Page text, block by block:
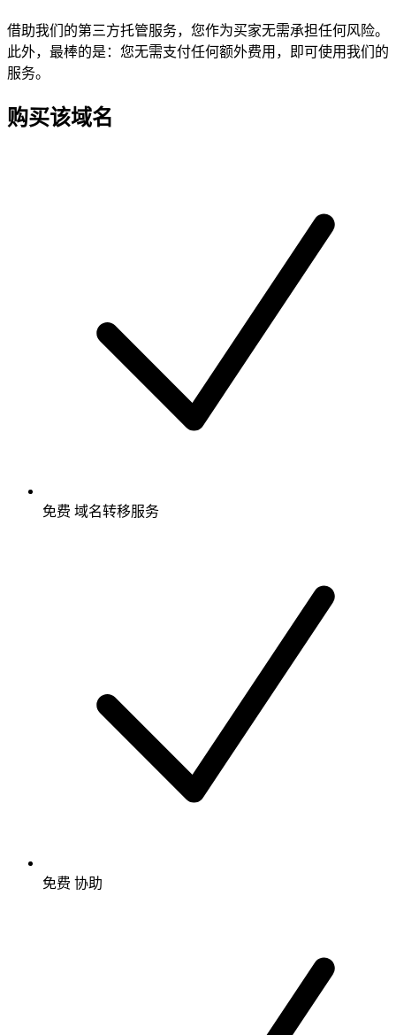
借助我们的第三方托管服务，您作为买家无需承担任何风险。
此外，最棒的是：您无需支付任何额外费用，即可使用我们的
服务。
购买该域名
免费 域名转移服务
免费 协助